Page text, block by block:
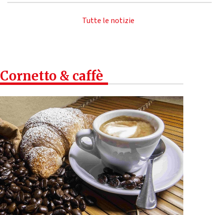
Tutte le notizie
Cornetto & caffè